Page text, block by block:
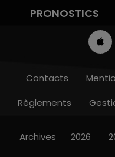
PRONOSTICS
Contacts
Règlements
Archives 2026